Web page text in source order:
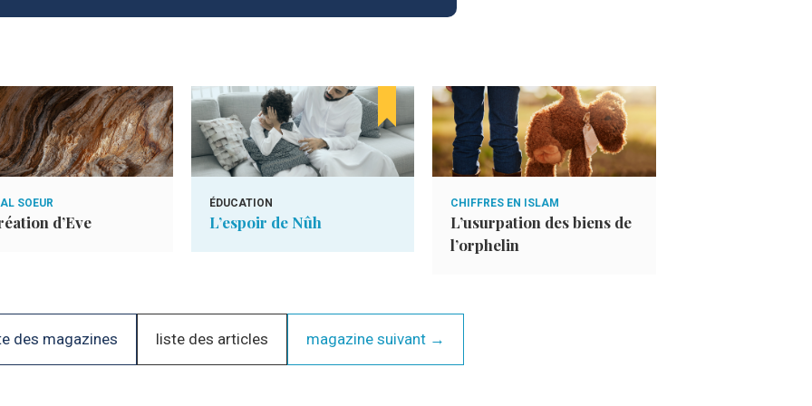
SOEUR
d’Eve
ÉDUCATION
L’espoir de Nûh
CHIFFRES EN ISLAM
L’usurpation des biens de
l’orphelin
des magazines liste des articles magazine suivant →